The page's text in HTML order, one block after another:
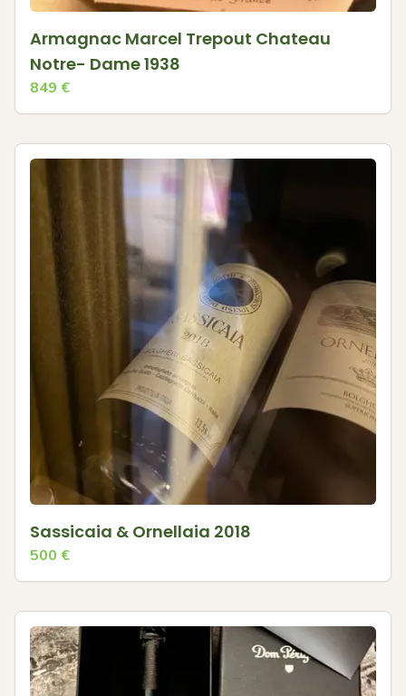
Armagnac Marcel Trepout Chateau
Notre- Dame 1938
849 €
Sassicaia & Ornellaia 2018
500 €